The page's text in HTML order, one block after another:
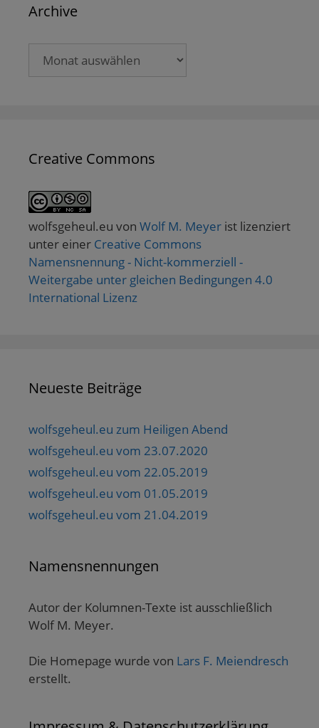
Archive
Creative Commons
wolfsgeheul.eu von Wolf M. Meyer ist lizenziert
unter einer Creative Commons
Namensnennung - Nicht-kommerziell -
Weitergabe unter gleichen Bedingungen 4.0
International Lizenz
Neueste Beiträge
wolfsgeheul.eu zum Heiligen Abend
wolfsgeheul.eu vom 23.07.2020
wolfsgeheul.eu vom 22.05.2019
wolfsgeheul.eu vom 01.05.2019
wolfsgeheul.eu vom 21.04.2019
Namensnennungen
Autor der Kolumnen-Texte ist ausschließlich
Wolf M. Meyer.
Die Homepage wurde von Lars F. Meiendresch
erstellt.